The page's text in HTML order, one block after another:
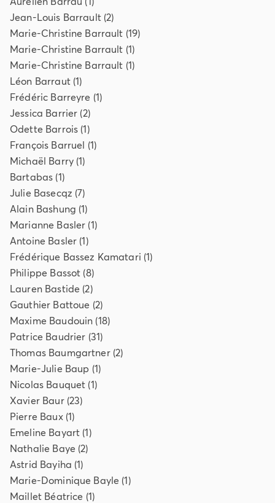
Jean-Louis Barrault(2)
Marie-Christine Barrault (19)
Marie-Christine Barrault (1)
Marie-Christine Barrault (1)
Léon Barraut(1)
Frédéric Barreyre (1)
Jessica Barrier (2)
Odette Barrois (1)
François Barruel (1)
Michaël Barry(1)
Bartabas (1)
Julie Basecqz (7)
Alain Bashung (1)
Marianne Basler (1)
Antoine Basler (1)
Frédérique Bassez Kamatari (1)
Philippe Bassot (8)
Lauren Bastide (2)
Gauthier Battoue (2)
Maxime Baudouin (18)
Patrice Baudrier (31)
Thomas Baumgartner(2)
Marie-Julie Baup (1)
Nicolas Bauquet (1)
Xavier Baur(23)
Pierre Baux(1)
Emeline Bayart (1)
Nathalie Baye (2)
Astrid Bayiha (1)
Marie-Dominique Bayle (1)
Maillet Béatrice (1)